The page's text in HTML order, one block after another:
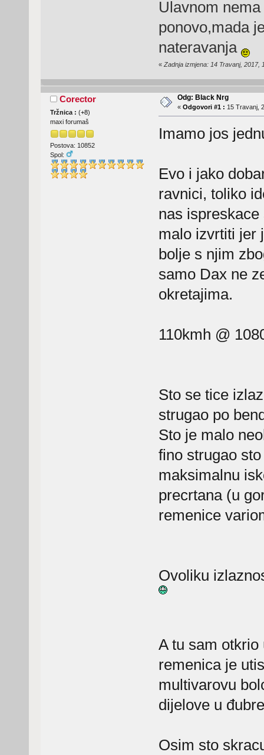
Ulavnom
ponovo,mada
nateravanja
« Zadnja izmjena: 14 Travanj, 2017,
Corector
Tržnica : (+8)
maxi forumaš
Postova: 10852
Spol:
Odg: Black Nrg
« Odgovori #1 : 15 Travanj,
Imamo jos
Evo i jako
ravnici, toliko
nas
malo izvrtiti jer
bolje s njim
samo Dax ne
okretajima.
110kmh @
Sto se tice
strugao po
Sto je malo
fino strugao
maksimalnu
precrtana (u
remenice
Ovoliku
A tu sam
remenica je
multivarovu
dijelove u
Osim sto